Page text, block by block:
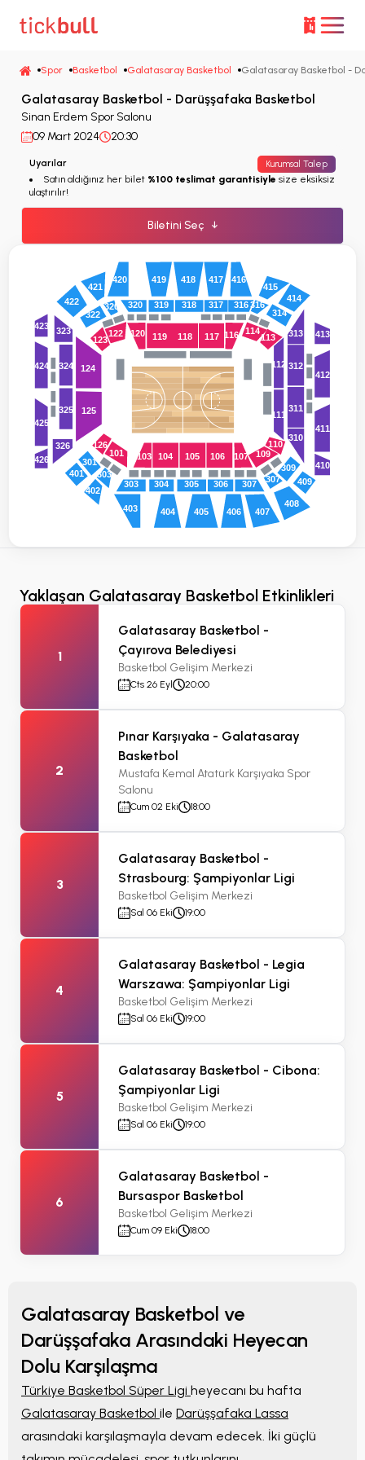
Spor Basketbol Galatasaray Basketbol Galatasaray Basketbol -
125
124
123
122 120 119 118 117 116 114
113
126
101
103 104 105 106 107 109
110
422
421
420 419 418 417 416
415
414
322
320 320 319 318 317 316 316
314
301
303
303
304 305 306 307 307
309
401
402
403
404 405 406 407
408
409
426
425
424
423
326
325
324
111
112
310
311
312
313
410
411
412
413
323
Galatasaray Basketbol - Darüşşafaka Basketbol
Sinan Erdem Spor Salonu
09 Mart 2024
20:30
Uyarılar Kurumsal Talep
Satın aldığınız her bilet %100 teslimat garantisiyle size eksiksiz
ulaştırılır!
Biletini Seç ↓
Yaklaşan Galatasaray Basketbol Etkinlikleri
1
Galatasaray Basketbol -
Çayırova Belediyesi
Basketbol Gelişim Merkezi
Cts 26 Eyl 20:00
2
Pınar Karşıyaka - Galatasaray
Basketbol
Mustafa Kemal Atatürk Karşıyaka Spor
Salonu
Cum 02 Eki 18:00
3
Galatasaray Basketbol -
Strasbourg: Şampiyonlar Ligi
Basketbol Gelişim Merkezi
Sal 06 Eki 19:00
4
Galatasaray Basketbol - Legia
Warszawa: Şampiyonlar Ligi
Basketbol Gelişim Merkezi
Sal 06 Eki 19:00
5
Galatasaray Basketbol - Cibona:
Şampiyonlar Ligi
Basketbol Gelişim Merkezi
Sal 06 Eki 19:00
6
Galatasaray Basketbol -
Bursaspor Basketbol
Basketbol Gelişim Merkezi
Cum 09 Eki 18:00
Galatasaray Basketbol ve
Darüşşafaka Arasındaki Heyecan
Dolu Karşılaşma
Türkiye Basketbol Süper Ligi heyecanı bu hafta
Galatasaray Basketbol ile Darüşşafaka Lassa
arasındaki karşılaşmayla devam edecek. İki güçlü